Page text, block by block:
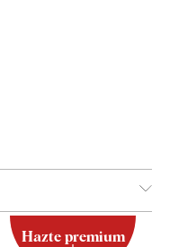
Hazte premium